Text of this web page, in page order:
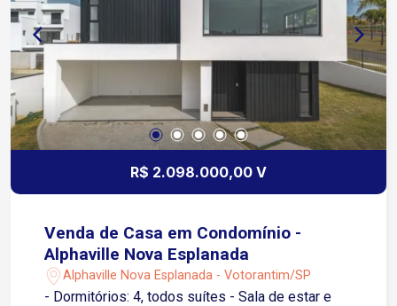
Supermercado Tauste, Mercadão Campolim,
Leroy Merlin e fácil acesso às principais
avenidas da cidade, como Antonio Carlos
Comitre, Barão de Tatuí e Washington Luiz e
todas as comodidades do bairro como,
transporte público, farmácias, restaurantes,
padarias, hospital Unimed, postos de gasolina e
comércios em geral.
R$ 2.098.000,00 V
Venda de Casa em Condomínio -
Alphaville Nova Esplanada
Alphaville Nova Esplanada - Votorantim/SP
- Dormitórios: 4, todos suítes - Sala de estar e